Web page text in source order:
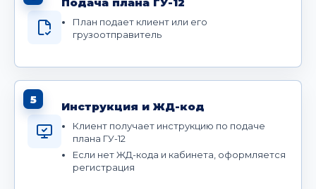
Подача плана ГУ-12
План подает клиент или его
грузоотправитель
5
Инструкция и ЖД-код
Клиент получает инструкцию по подаче
плана ГУ-12
Если нет ЖД-кода и кабинета, оформляется
регистрация